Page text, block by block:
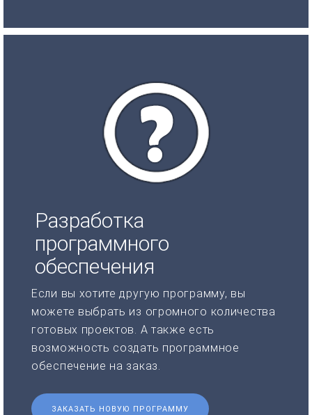
Разработка
программного
обеспечения
Если вы хотите другую программу, вы
можете выбрать из огромного количества
готовых проектов. А также есть
возможность создать программное
обеспечение на заказ.
ЗАКАЗАТЬ НОВУЮ ПРОГРАММУ